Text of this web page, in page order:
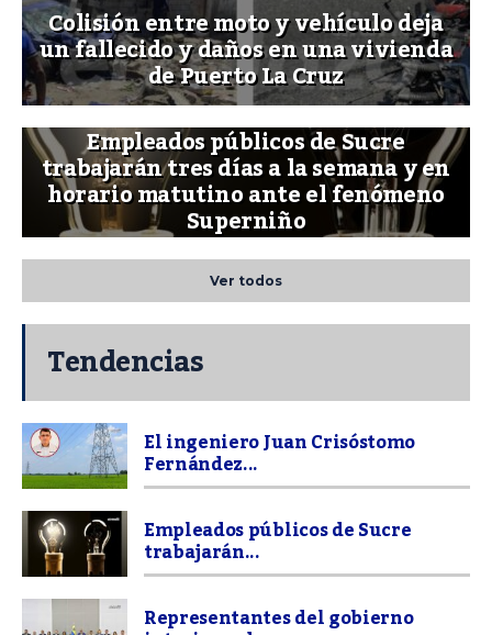
Colisión entre moto y vehículo deja
un fallecido y daños en una vivienda
de Puerto La Cruz
Empleados públicos de Sucre
trabajarán tres días a la semana y en
horario matutino ante el fenómeno
Superniño
Ver todos
Tendencias
El ingeniero Juan Crisóstomo
Fernández...
Empleados públicos de Sucre
trabajarán...
Representantes del gobierno